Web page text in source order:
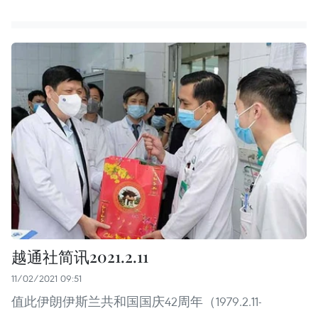
越通社简讯2021.2.11
11/02/2021 09:51
值此伊朗伊斯兰共和国国庆42周年（1979.2.11-